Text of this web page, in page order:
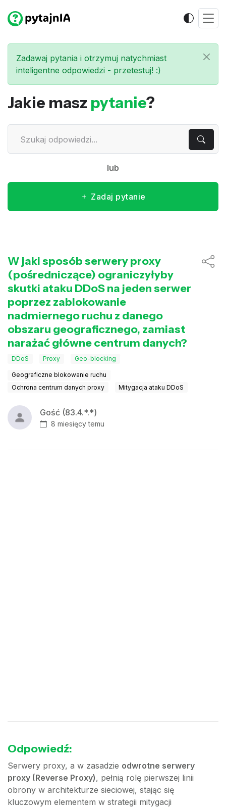
Zadawaj pytania i otrzymuj natychmiast
inteligentne odpowiedzi - przetestuj! :)
Jakie masz pytanie?
lub
Zadaj pytanie
W jaki sposób serwery proxy
(pośredniczące) ograniczyłyby
skutki ataku DDoS na jeden serwer
poprzez zablokowanie
nadmiernego ruchu z danego
obszaru geograficznego, zamiast
narażać główne centrum danych?
DDoS Proxy Geo-blocking
Geograficzne blokowanie ruchu
Ochrona centrum danych proxy
Mitygacja ataku DDoS
Gość (83.4.*.*)
8 miesięcy temu
Odpowiedź:
Serwery proxy, a w zasadzie odwrotne serwery
proxy (Reverse Proxy), pełnią rolę pierwszej linii
obrony w architekturze sieciowej, stając się
kluczowym elementem w strategii mitygacji